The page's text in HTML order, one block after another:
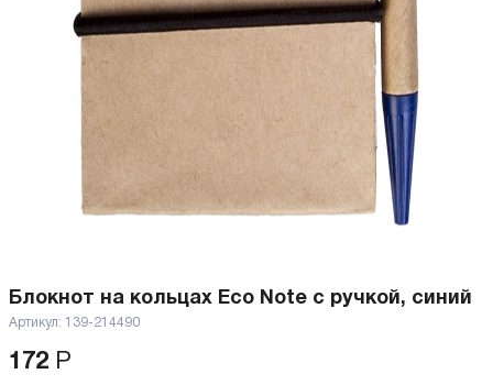
Блокнот на кольцах Eco Note с ручкой, синий
Артикул: 139-214490
172 Р